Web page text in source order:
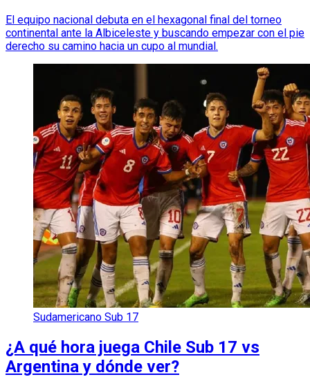
El equipo nacional debuta en el hexagonal final del torneo
continental ante la Albiceleste y buscando empezar con el pie
derecho su camino hacia un cupo al mundial.
Sudamericano Sub 17
¿A qué hora juega Chile Sub 17 vs
Argentina y dónde ver?